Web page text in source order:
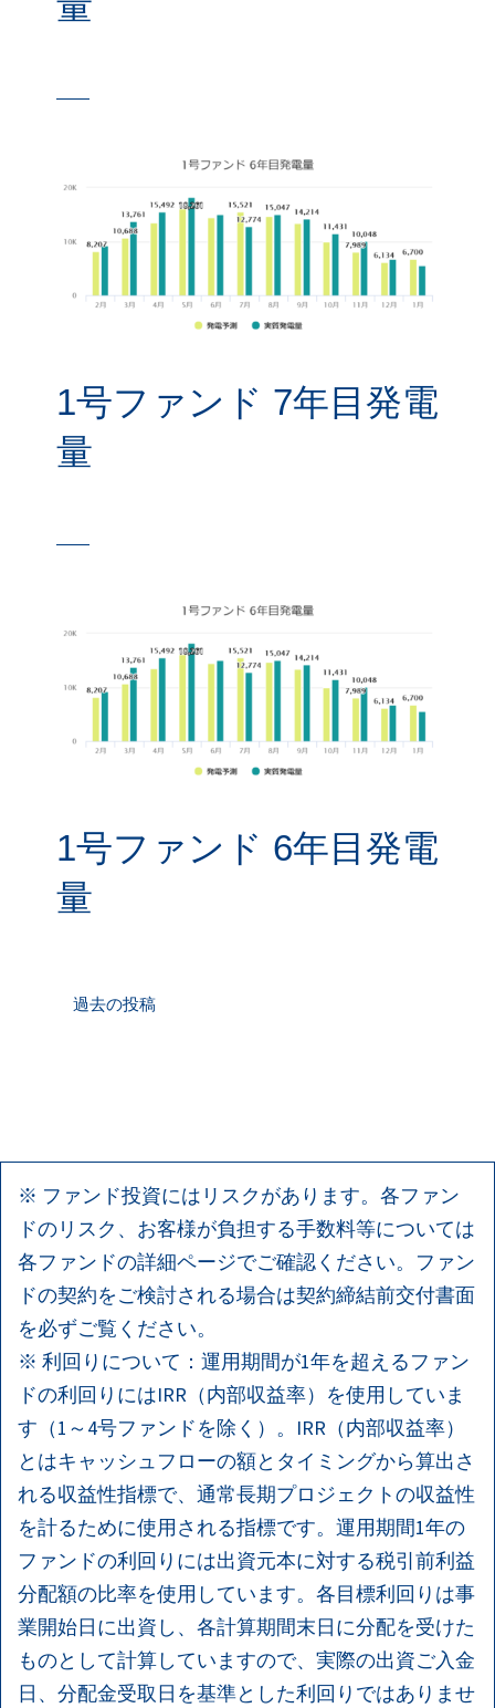
1号ファンド 7年目発電
量
1号ファンド 6年目発電
量
投
ビ
ゲ
ー
シ
ョ
ン
過去の投稿
※ ファンド投資にはリスクがあります。各ファン
ドのリスク、お客様が負担する手数料等については
各ファンドの詳細ページでご確認ください。ファン
ドの契約をご検討される場合は契約締結前交付書面
を必ずご覧ください。
※ 利回りについて：運用期間が1年を超えるファン
ドの利回りにはIRR（内部収益率）を使用していま
す（1～4号ファンドを除く）。IRR（内部収益率）
とはキャッシュフローの額とタイミングから算出さ
れる収益性指標で、通常長期プロジェクトの収益性
を計るために使用される指標です。運用期間1年の
ファンドの利回りには出資元本に対する税引前利益
分配額の比率を使用しています。各目標利回りは事
業開始日に出資し、各計算期間末日に分配を受けた
ものとして計算していますので、実際の出資ご入金
日、分配金受取日を基準とした利回りではありませ